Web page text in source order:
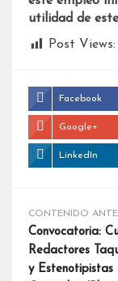
utilidad de este
Post Views:
Facebook
Google+
LinkedIn
CONTENIDO
Convocatoria:
Redactores
y Estenotipistas